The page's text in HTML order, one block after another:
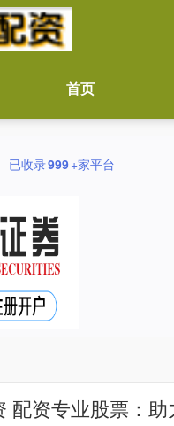
首页
已收录999+家平台
配资专业股票：